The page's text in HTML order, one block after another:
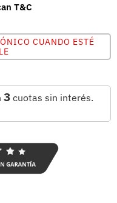
T&C
CUANDO ESTÉ
3 cuotas sin interés.